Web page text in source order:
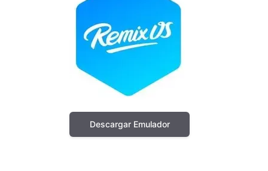
Descargar Emulador